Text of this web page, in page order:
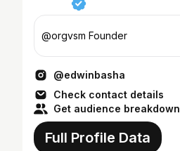
@orgvsm Founder
@edwinbasha
Check contact details
Get audience breakdown
Full Profile Data